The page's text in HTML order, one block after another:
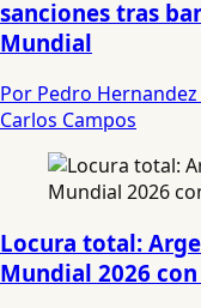
sanciones tras
Mundial
Por Pedro Hernandez
Carlos Campos
Locura total:
Mundial 2026